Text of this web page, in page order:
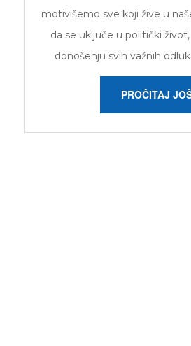
motivišemo sve koji žive u
da se uključe u politički
donošenju svih važnih
PROČITAJ